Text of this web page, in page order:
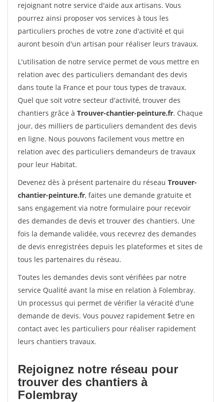
rejoignant notre service d'aide aux artisans. Vous
pourrez ainsi proposer vos services à tous les
particuliers proches de votre zone d'activité et qui
auront besoin d'un artisan pour réaliser leurs travaux.
L'utilisation de notre service permet de vous mettre en
relation avec des particuliers demandant des devis
dans toute la France et pour tous types de travaux.
Quel que soit votre secteur d'activité, trouver des
chantiers grâce à Trouver-chantier-peinture.fr. Chaque
jour, des milliers de particuliers demandent des devis
en ligne. Nous pouvons facilement vous mettre en
relation avec des particuliers demandeurs de travaux
pour leur Habitat.
Devenez dès à présent partenaire du réseau Trouver-
chantier-peinture.fr, faites une demande gratuite et
sans engagement via notre formulaire pour recevoir
des demandes de devis et trouver des chantiers. Une
fois la demande validée, vous recevrez des demandes
de devis enregistrées depuis les plateformes et sites de
tous les partenaires du réseau.
Toutes les demandes devis sont vérifiées par notre
service Qualité avant la mise en relation à Folembray.
Un processus qui permet de vérifier la véracité d'une
demande de devis. Vous pouvez rapidement $etre en
contact avec les particuliers pour réaliser rapidement
leurs chantiers travaux.
Rejoignez notre réseau pour
trouver des chantiers à
Folembray